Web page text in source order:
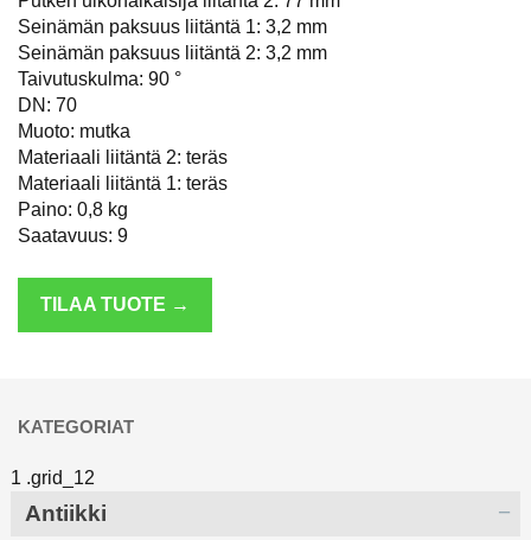
Seinämän paksuus liitäntä 1: 3,2 mm
Seinämän paksuus liitäntä 2: 3,2 mm
Taivutuskulma: 90 °
DN: 70
Muoto: mutka
Materiaali liitäntä 2: teräs
Materiaali liitäntä 1: teräs
Paino: 0,8 kg
Saatavuus: 9
TILAA TUOTE →
KATEGORIAT
Antiikki